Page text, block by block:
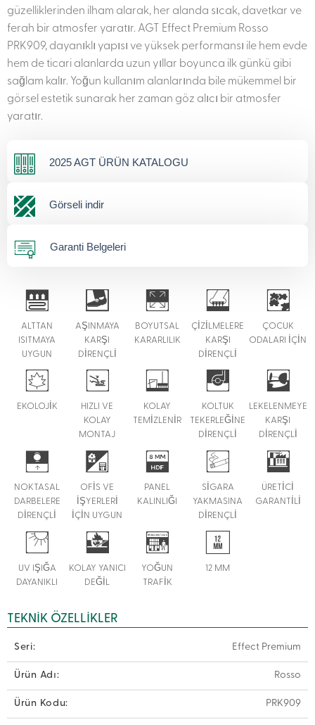
güzelliklerinden ilham alarak, her alanda sıcak, davetkar ve
ferah bir atmosfer yaratır. AGT Effect Premium Rosso
PRK909, dayanıklı yapısı ve yüksek performansı ile hem evde
hem de ticari alanlarda uzun yıllar boyunca ilk günkü gibi
sağlam kalır. Yoğun kullanım alanlarında bile mükemmel bir
görsel estetik sunarak her zaman göz alıcı bir atmosfer
yaratır.
2025 AGT ÜRÜN KATALOGU
Görseli indir
Garanti Belgeleri
ALTTAN
ISITMAYA
UYGUN
AŞINMAYA
KARŞI
DİRENÇLİ
BOYUTSAL
KARARLILIK
ÇİZİLMELERE
KARŞI
DİRENÇLİ
ÇOCUK
ODALARI İÇİN
EKOLOJİK
HIZLI VE
KOLAY
MONTAJ
KOLAY
TEMİZLENİR
KOLTUK
TEKERLEĞİNE
DİRENÇLİ
LEKELENMEYE
KARŞI
DİRENÇLİ
NOKTASAL
DARBELERE
DİRENÇLİ
OFİS VE
İŞYERLERİ
İÇİN UYGUN
PANEL
KALINLIĞI
SİGARA
YAKMASINA
DİRENÇLİ
ÜRETİCİ
GARANTİLİ
UV IŞIĞA
DAYANIKLI
KOLAY YANICI
DEĞİL
YOĞUN
TRAFİK
12 MM
TEKNIK ÖZELLIKLER
Seri: Effect Premium
Ürün Adı: Rosso
Ürün Kodu: PRK909